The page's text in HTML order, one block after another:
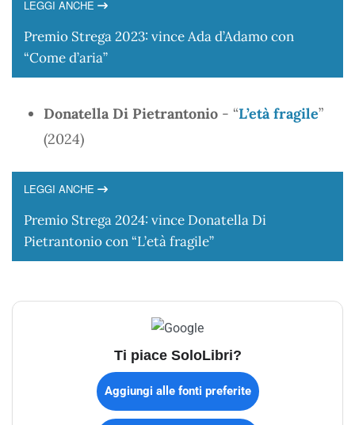
LEGGI ANCHE
Premio Strega 2023: vince Ada d’Adamo con
“Come d’aria”
Donatella Di Pietrantonio - “L’età fragile”
(2024)
LEGGI ANCHE
Premio Strega 2024: vince Donatella Di
Pietrantonio con “L’età fragile”
Ti piace SoloLibri?
Aggiungi alle fonti preferite